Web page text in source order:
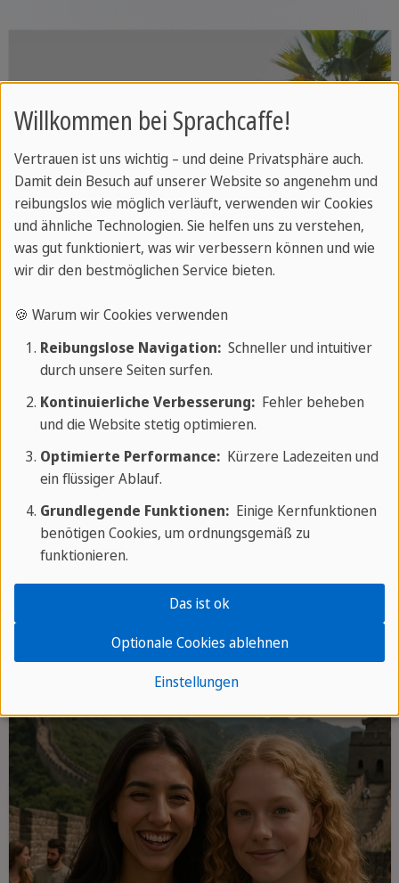
Spanien
Willkommen bei Sprachcaffe!
Vertrauen ist uns wichtig – und deine Privatsphäre auch.
Damit dein Besuch auf unserer Website so angenehm und
reibungslos wie möglich verläuft, verwenden wir Cookies
und ähnliche Technologien. Sie helfen uns zu verstehen,
was gut funktioniert, was wir verbessern können und wie
wir dir den bestmöglichen Service bieten.
🍪 Warum wir Cookies verwenden
Reibungslose Navigation:Schneller und intuitiver
durch unsere Seiten surfen.
Kontinuierliche Verbesserung:Fehler beheben
und die Website stetig optimieren.
Optimierte Performance:Kürzere Ladezeiten und
ein flüssiger Ablauf.
Grundlegende Funktionen:Einige Kernfunktionen
benötigen Cookies, um ordnungsgemäß zu
funktionieren.
Einstellungen
Optionale Cookies ablehnen
Das ist ok